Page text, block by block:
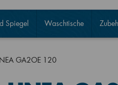
Spiegel Waschtische
GA2OE 120